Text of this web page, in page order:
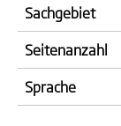
Sachgebiet
Seitenanzahl
Sprache